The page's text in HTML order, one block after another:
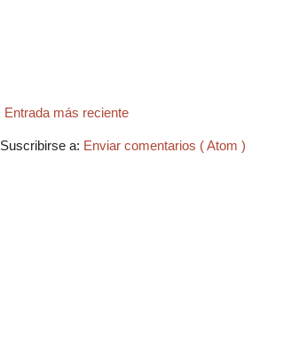
Entrada más reciente
Suscribirse a: Enviar comentarios ( Atom )